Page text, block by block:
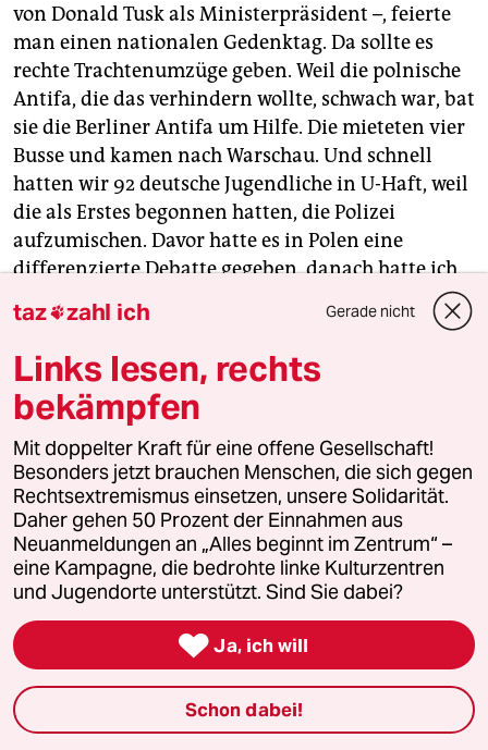
von Donald Tusk als Ministerpräsident –, feierte
man einen nationalen Gedenktag. Da sollte es
rechte Trachtenumzüge geben. Weil die polnische
Antifa, die das verhindern wollte, schwach war, bat
sie die Berliner Antifa um Hilfe. Die mieteten vier
Busse und kamen nach Warschau. Und schnell
hatten wir 92 deutsche Jugendliche in U-Haft, weil
die als Erstes begonnen hatten, die Polizei
aufzumischen. Davor hatte es in Polen eine
differenzierte Debatte gegeben, danach hatte ich
als deutscher Botschafter das Land geschlossen
gegen mich: „Wie kommt ihr dazu, uns zu erklären,
wie wir unsere Gedenktage zu feiern haben? Und
junge Deutsche in schwarzer Kleidung haben wir
noch ganz gut in Erinnerung.“ Das ist ein
extremes Beispiel: Aber man merkt manchmal gar
nicht, wie man anderen da auch sein moralisches
Bessersein überstülpt.
Die Engagierten stärken
Der drohende Erfolg der AfD bei den kommenden
Landtagswahlen zeigt, wie stark rechtsextreme
Kräfte inzwischen geworden sind. Gerade jetzt
braucht es Zusammenhalt und Solidarität. Auch
taz zahl ich Gerade nicht
Links lesen, rechts
bekämpfen
Mit doppelter Kraft für eine offene Gesellschaft!
Besonders jetzt brauchen Menschen, die sich gegen
Rechtsextremismus einsetzen, unsere Solidarität.
Daher gehen 50 Prozent der Einnahmen aus
Neuanmeldungen an „Alles beginnt im Zentrum“ –
eine Kampagne, die bedrohte linke Kulturzentren
und Jugendorte unterstützt. Sind Sie dabei?
 Ja, ich will
Schon dabei!